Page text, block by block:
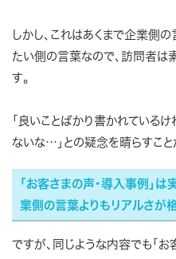
しかし、これはあくまで企業側
たい側の言葉なので、訪問者は
す。
「良いことばかり書かれている
ないな…」との疑念を晴らすこと
「お客さまの声・導入事例」
業側の言葉よりもリアルさが
ですが、同じような内容でも「お